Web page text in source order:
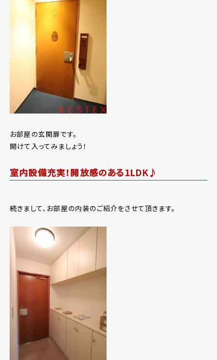
お部屋の玄関扉です。
開けて入ってみましょう！
室内設備充実！開放感のある1LDK♪
続きまして、お部屋の内装のご紹介をさせて頂きます。